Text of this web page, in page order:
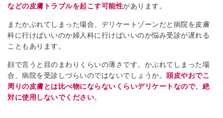
などの皮膚トラブルを起こす可能性があります。
またかぶれてしまった場合、デリケートゾーンだと病院を皮膚
科に行けばいいのか婦人科に行けばいいのか悩み受診が遅れる
こともあります。
顔で言うと目のまわりくらいの薄さです。かぶれてしまった場
合、病院を受診しづらいのではないでしょうか。 頭皮やおでこ
周りの皮膚とは比べ物にならないくらいデリケートなので、絶
対に使用しないでください。